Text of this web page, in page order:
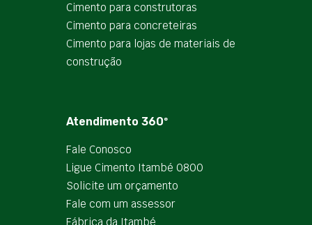
Cimento para construtoras
Cimento para concreteiras
Cimento para lojas de materiais de
construção
Atendimento 360º
Fale Conosco
Ligue Cimento Itambé 0800
Solicite um orçamento
Fale com um assessor
Fábrica da Itambé